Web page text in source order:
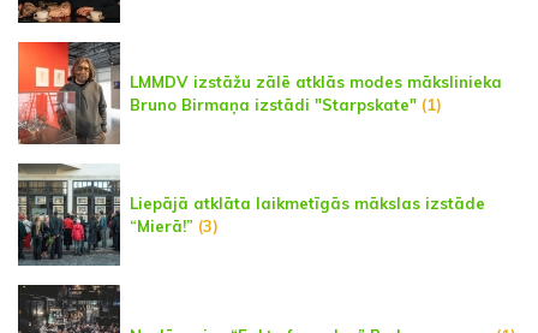
LMMDV izstāžu zālē atklās modes mākslinieka
Bruno Birmaņa izstādi "Starpskate" (1)
Liepājā atklāta laikmetīgās mākslas izstāde
“Mierā!” (3)